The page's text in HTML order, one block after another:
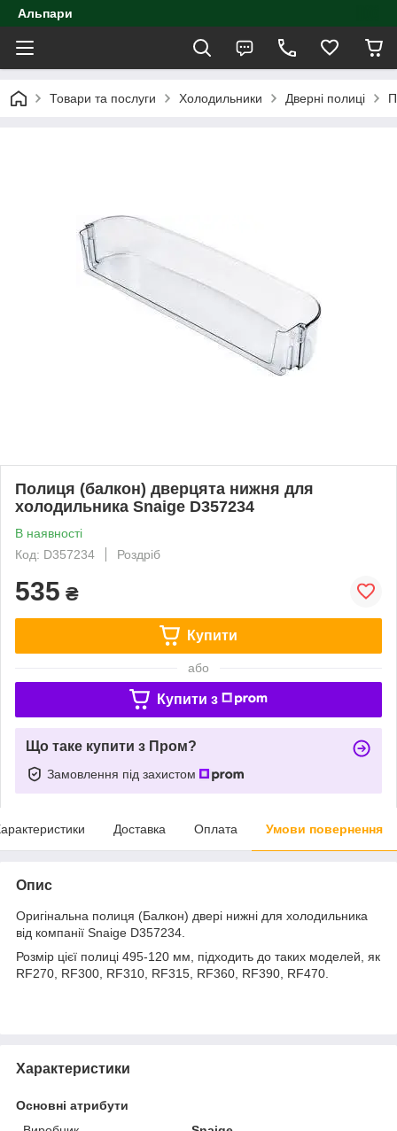
Альпари
Товари та послуги Холодильники Дверні полиці
Полиця (балкон) дверцята нижня для
холодильника Snaige D357234
В наявності
Код: D357234
Роздріб
535 ₴
Купити
або
Купити з
Що таке купити з Пром?
Замовлення під захистом
Доставка Оплата Умови повернення
Опис
Оригінальна полиця (Балкон) двері нижні для холодильника
від компанії Snaige D357234.
Розмір цієї полиці 495-120 мм, підходить до таких моделей, як
RF270, RF300, RF310, RF315, RF360, RF390, RF470.
Характеристики
Основні атрибути